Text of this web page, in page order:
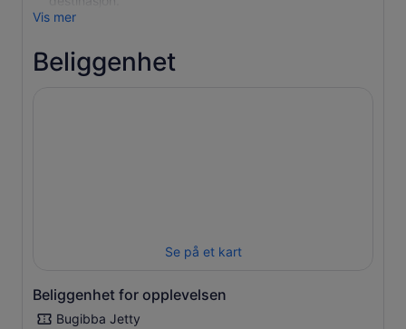
Vis mer
Beliggenhet
Se på et kart
Beliggenhet for opplevelsen
Bugibba Jetty